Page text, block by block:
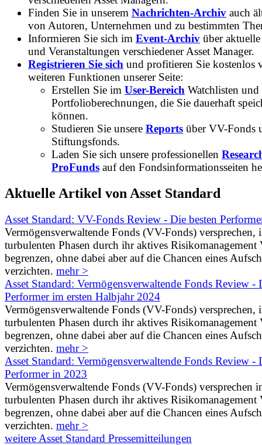
Finden Sie in unserem Nachrichten-Archiv auch
von Autoren, Unternehmen und zu bestimmten
Informieren Sie sich im Event-Archiv über
und Veranstaltungen verschiedener Asset Manager.
Registrieren Sie sich und profitieren Sie kostenlos
weiteren Funktionen unserer Seite:
Erstellen Sie im User-Bereich Watchlisten und
Portfolioberechnungen, die Sie dauerhaft
können.
Studieren Sie unsere Reports über VV-Fonds
Stiftungsfonds.
Laden Sie sich unsere professionellen
ProFunds auf den Fondsinformationsseiten
Aktuelle Artikel von Asset Standard
Asset Standard: VV-Fonds Review - Die besten
Vermögensverwaltende Fonds (VV-Fonds) versprechen,
turbulenten Phasen durch ihr aktives Risikomanagement
begrenzen, ohne dabei aber auf die Chancen eines
verzichten. mehr >
Asset Standard: Vermögensverwaltende Fonds Review -
Performer im ersten Halbjahr 2024
Vermögensverwaltende Fonds (VV-Fonds) versprechen,
turbulenten Phasen durch ihr aktives Risikomanagement
begrenzen, ohne dabei aber auf die Chancen eines
verzichten. mehr >
Asset Standard: Vermögensverwaltende Fonds Review -
Performer in 2023
Vermögensverwaltende Fonds (VV-Fonds) versprechen
turbulenten Phasen durch ihr aktives Risikomanagement
begrenzen, ohne dabei aber auf die Chancen eines
verzichten. mehr >
weitere Asset Standard Pressemitteilungen